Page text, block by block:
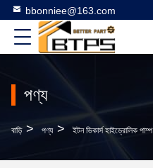
bbonniee@163.com
পণ্য
বাড়ি > পণ্য > ইটন ভিকার্স হাইড্রোলিক পাম্প